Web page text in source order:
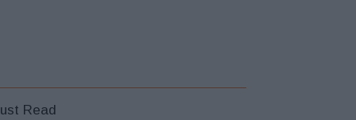
Read